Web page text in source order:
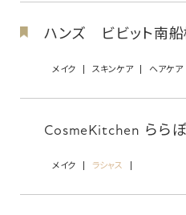
ハンズ ビビット南
メイク スキンケア ヘアケア
CosmeKitchen らら
メイク ラシャス